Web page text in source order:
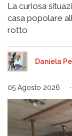
La curiosa
casa popolare
rotto
Daniela
05 Agosto 2026